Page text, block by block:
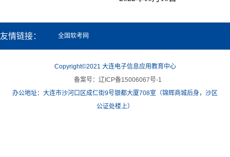
友情链接： 全国软考网
Copyright©2021 大连电子信息应用教育中心
备案号：辽ICP备15006067号-1
办公地址：大连市沙河口区成仁街9号银都大厦708室（锦辉商城后身，沙区
公证处楼上）